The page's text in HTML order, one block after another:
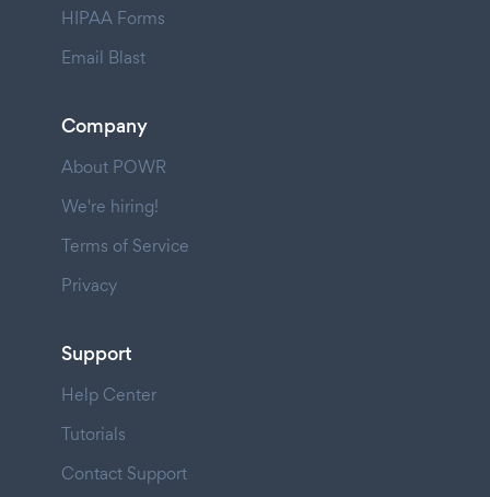
HIPAA Forms
Email Blast
Company
About POWR
We're hiring!
Terms of Service
Privacy
Support
Help Center
Tutorials
Contact Support